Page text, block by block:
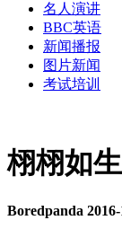
名人演讲
BBC英语
新闻播报
图片新闻
考试培训
栩栩如
Boredpanda